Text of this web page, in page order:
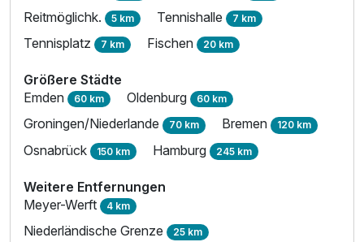
Reitmöglichk. 5 km Tennishalle 7 km
Tennisplatz 7 km Fischen 20 km
Größere Städte
Emden 60 km Oldenburg 60 km
Groningen/Niederlande 70 km Bremen 120 km
Osnabrück 150 km Hamburg 245 km
Weitere Entfernungen
Meyer-Werft 4 km
Niederländische Grenze 25 km